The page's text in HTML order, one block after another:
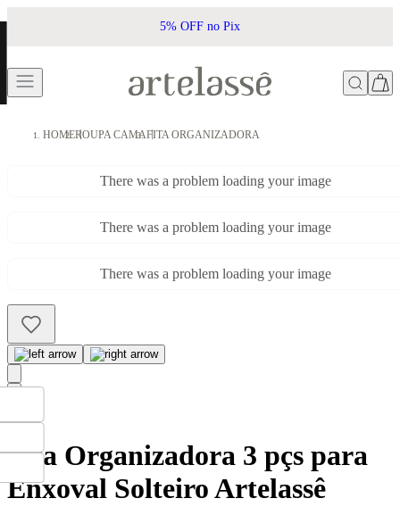
5% OFF no Pix
HOMEROUPA CAMAFITA ORGANIZADORA
There was a problem loading your image
There was a problem loading your image
There was a problem loading your image
Fita Organizadora 3 pçs para
Enxoval Solteiro Artelassê